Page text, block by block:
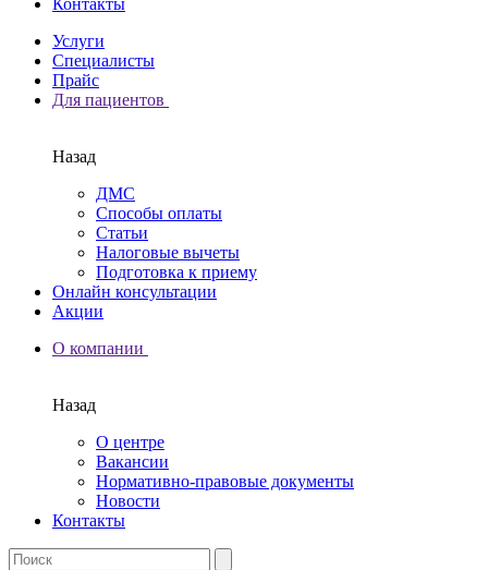
Контакты
Услуги
Специалисты
Прайс
Для пациентов
Назад
ДМС
Способы оплаты
Статьи
Налоговые вычеты
Подготовка к приему
Онлайн консультации
Акции
О компании
Назад
О центре
Вакансии
Нормативно-правовые документы
Новости
Контакты